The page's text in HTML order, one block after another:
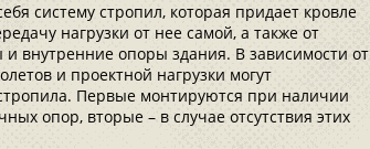
систему стропил, которая придает кровле
нагрузки от нее самой, а также от
внутренние опоры здания. В зависимости от
и проектной нагрузки могут
Первые монтируются при наличии
опор, вторые – в случае отсутствия этих